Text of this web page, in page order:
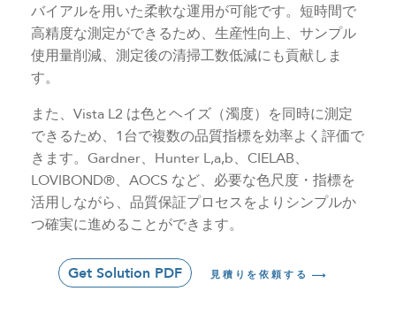
バイアルを用いた柔軟な運用が可能です。短時間で
高精度な測定ができるため、生産性向上、サンプル
使用量削減、測定後の清掃工数低減にも貢献しま
す。
また、Vista L2 は色とヘイズ（濁度）を同時に測定
できるため、1台で複数の品質指標を効率よく評価で
きます。Gardner、Hunter L,a,b、CIELAB、
LOVIBOND®、AOCS など、必要な色尺度・指標を
活用しながら、品質保証プロセスをよりシンプルか
つ確実に進めることができます。
Get Solution PDF 見積りを依頼する